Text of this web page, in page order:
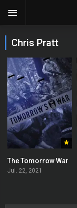
Chris Pratt
The Tomorrow War
Jul. 22, 2021